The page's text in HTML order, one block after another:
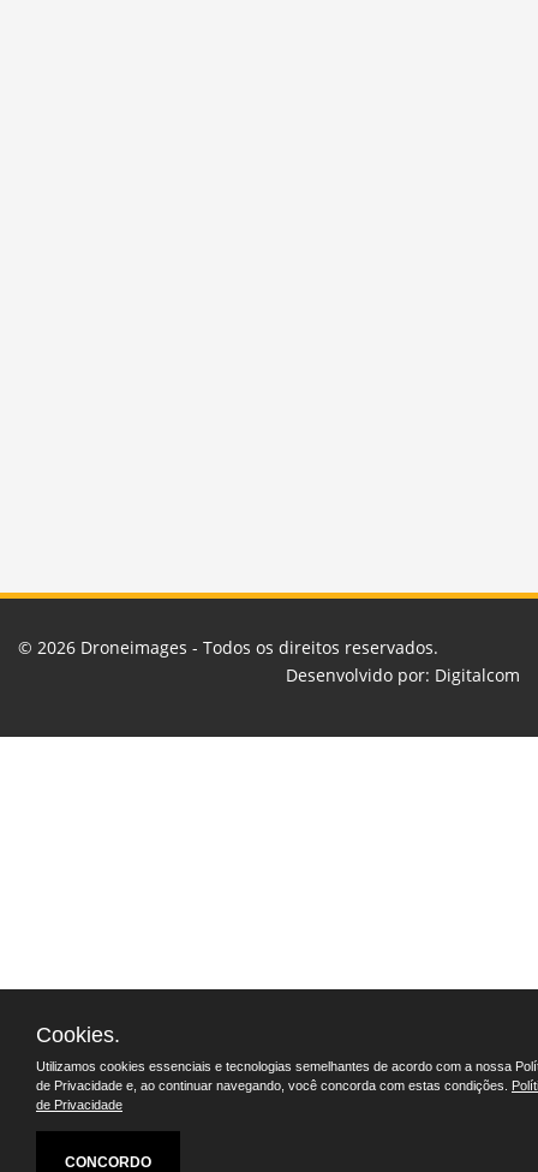
© 2026 Droneimages - Todos os direitos reservados.
Desenvolvido por: Digitalcom
Cookies.
Utilizamos cookies essenciais e tecnologias semelhantes de acordo com a nossa
de Privacidade e, ao continuar navegando, você concorda com estas condições.
de Privacidade
CONCORDO